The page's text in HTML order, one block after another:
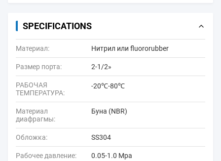
SPECIFICATIONS
Материал: Нитрил или fluororubber
Размер порта: 2-1/2»
РАБОЧАЯ
ТЕМПЕРАТУРА:
-20℃-80℃
Материал
диафрагмы:
Буна (NBR)
Обложка: SS304
Рабочее давление: 0.05-1.0 Mpa